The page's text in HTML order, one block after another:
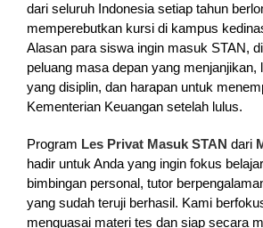
dari seluruh Indonesia setiap tahun
memperebutkan kursi di kampus
Alasan para siswa ingin masuk STAN,
peluang masa depan yang menjanjikan,
yang disiplin, dan harapan untuk
Kementerian Keuangan setelah lulus.
Program Les Privat Masuk STAN dari
hadir untuk Anda yang ingin fokus
bimbingan personal, tutor
yang sudah teruji berhasil. Kami
menguasai materi tes dan siap secara